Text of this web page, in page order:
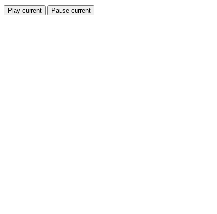
Play current Pause current